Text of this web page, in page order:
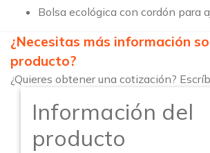
Bolsa ecológica con cordón para
¿Necesitas más información
producto?
¿Quieres obtener una cotización?
Información del
producto